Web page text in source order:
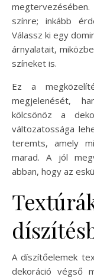
színre; inkább
Válassz ki egy
árnyalatait,
színeket is.
Ez a
megjelenését,
kölcsönöz a
változatossága
teremts, amely
marad. A jól
abban, hogy az
A díszítőelemek
dekoráció végső